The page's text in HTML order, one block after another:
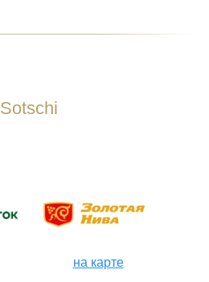
Sotschi
на карте